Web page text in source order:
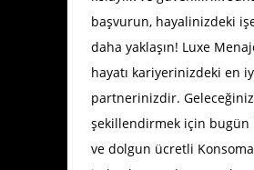
başvurun, hayalinizdeki
daha yaklaşın! Luxe
hayatı kariyerinizdeki en
partnerinizdir.
şekillendirmek için bugün
ve dolgun ücretli